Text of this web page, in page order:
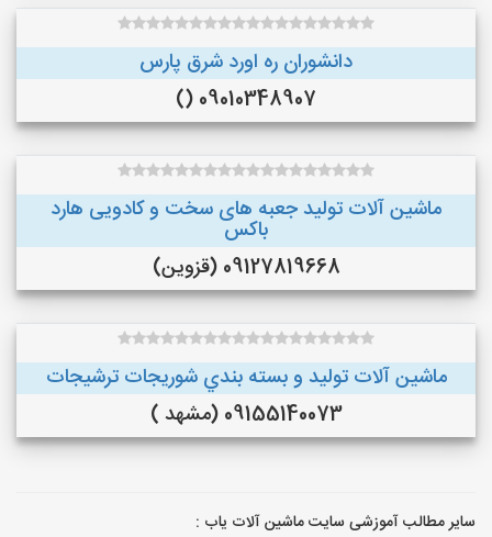
دانشوران ره اورد شرق پارس
09010348907 ()
ماشین آلات تولید جعبه های سخت و کادویی هارد
باکس
09127819668 (قزوین)
ماشین آلات توليد و بسته بندي شوريجات ترشيجات
09155140073 (مشهد )
سایر مطالب آموزشی سایت ماشین آلات یاب :